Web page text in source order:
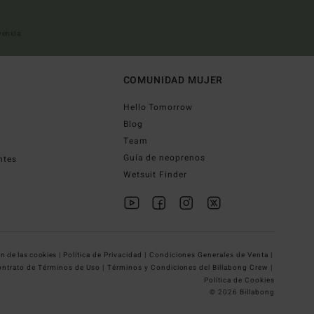
COMUNIDAD MUJER
Hello Tomorrow
Blog
Team
Guía de neoprenos
Wetsuit Finder
de las cookies | Política de Privacidad | Condiciones Generales de Venta |
de Términos de Uso | Términos y Condiciones del Billabong Crew |
Política de Cookies
© 2026 Billabong